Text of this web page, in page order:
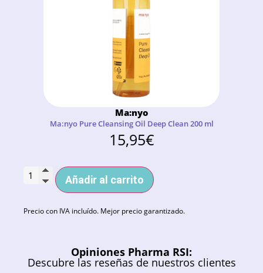
Ma:nyo
Ma:nyo Pure Cleansing Oil Deep Clean 200 ml
15,95€
Añadir al carrito
Precio con IVA incluído. Mejor precio garantizado.
Opiniones Pharma RSI:
Descubre las reseñas de nuestros clientes